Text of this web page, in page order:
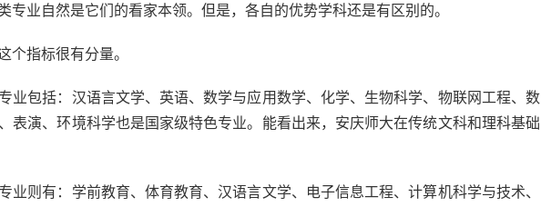
专业自然是它们的看家本领。但是，各自的优势学科还是有区别的。
个指标很有分量。
业包括：汉语言文学、英语、数学与应用数学、化学、生物科学、物联网工程、数
表演、环境科学也是国家级特色专业。能看出来，安庆师大在传统文科和理科基础
业则有：学前教育、体育教育、汉语言文学、电子信息工程、计算机科学与技术、